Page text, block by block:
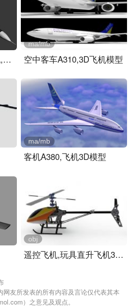
国产歼十战斗机,教练机,飞.. 空中客车A310,3D飞机模型
ma/mb
客机A380,飞机3D模型
ma/mb
遥控飞机,玩具直升飞机3D模..
obj
友所发表的所有内容及言论仅代表其本
）之意见及观点。